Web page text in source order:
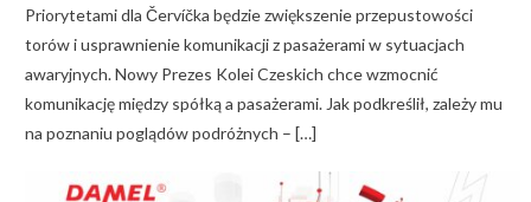
Priorytetami dla Červíčka będzie zwiększenie przepustowości
torów i usprawnienie komunikacji z pasażerami w sytuacjach
awaryjnych. Nowy Prezes Kolei Czeskich chce wzmocnić
komunikację między spółką a pasażerami. Jak podkreślił, zależy mu
na poznaniu poglądów podróżnych – […]